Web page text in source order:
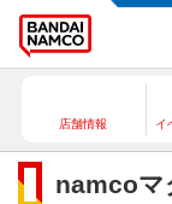
店舗情報 イ
namcoマ